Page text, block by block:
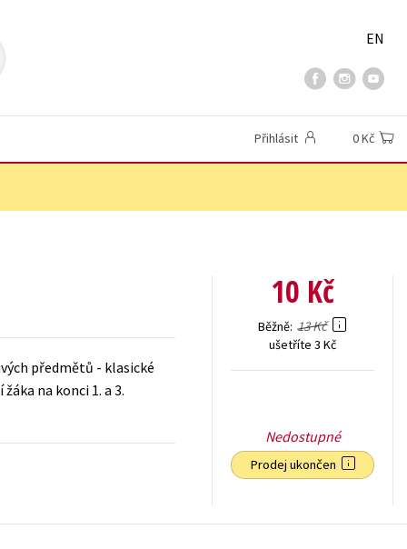
EN
Přihlásit 0 Kč
předmětů - klasické
na konci 1. a 3.
10 Kč
Běžně 13 Kč
ušetříte 3 Kč
Nedostupné
Prodej ukončen